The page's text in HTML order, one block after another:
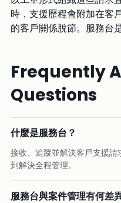
時，支援歷程會附加在客
的客戶關係脫節。服務台
Frequently
Questions
什麼是服務台？
接收、追蹤並解決客戶支援
到解決全程管理。
服務台與案件管理有何差